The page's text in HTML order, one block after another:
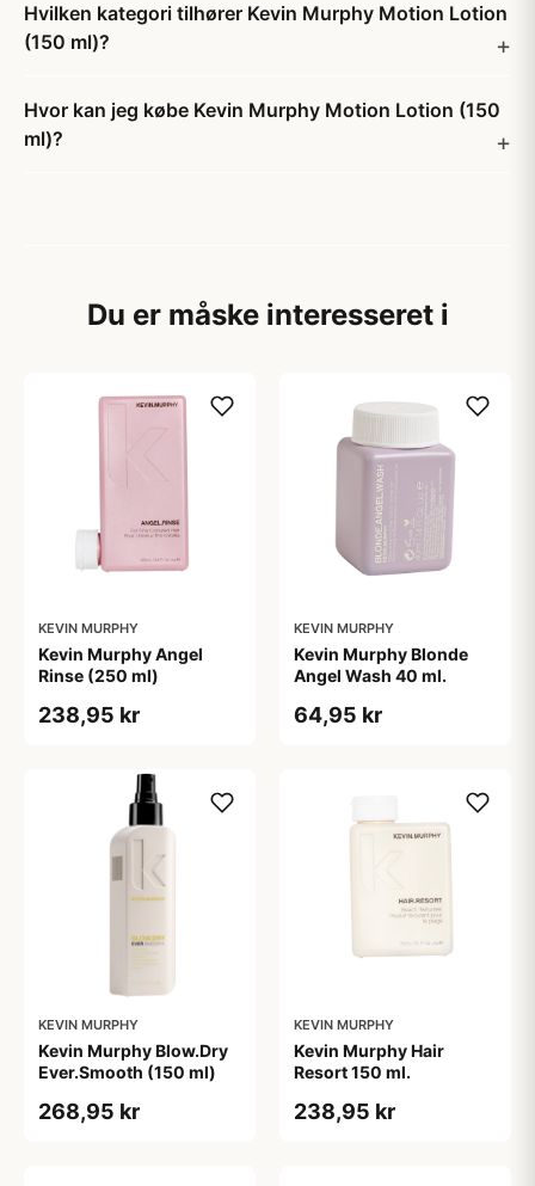
Hvilken kategori tilhører Kevin Murphy Motion Lotion
(150 ml)?
Hvor kan jeg købe Kevin Murphy Motion Lotion (150
ml)?
Du er måske interesseret i
KEVIN MURPHY
Kevin Murphy Angel
Rinse (250 ml)
238,95 kr
KEVIN MURPHY
Kevin Murphy Blonde
Angel Wash 40 ml.
64,95 kr
KEVIN MURPHY
Kevin Murphy Blow.Dry
Ever.Smooth (150 ml)
268,95 kr
KEVIN MURPHY
Kevin Murphy Hair
Resort 150 ml.
238,95 kr